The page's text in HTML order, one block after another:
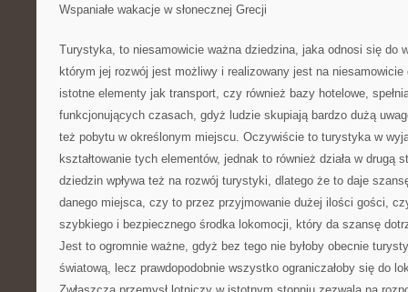
Wspaniałe wakacje w słonecznej Grecji
Turystyka, to niesamowicie ważna dziedzina, jaka odnosi się do
którym jej rozwój jest możliwy i realizowany jest na niesamowicie
istotne elementy jak transport, czy również bazy hotelowe,
funkcjonujących czasach, gdyż ludzie skupiają bardzo dużą
też pobytu w określonym miejscu. Oczywiście to turystyka w
kształtowanie tych elementów, jednak to również działa w drugą
dziedzin wpływa też na rozwój turystyki, dlatego że to daje
danego miejsca, czy to przez przyjmowanie dużej ilości gości,
szybkiego i bezpiecznego środka lokomocji, który da szansę
Jest to ogromnie ważne, gdyż bez tego nie byłoby obecnie
światową, lecz prawdopodobnie wszystko ograniczałoby się do